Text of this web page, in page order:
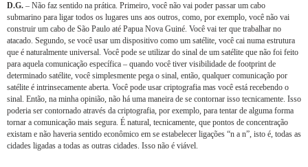
D.G. – Não faz sentido na prática. Primeiro, você não vai poder passar um cabo
submarino para ligar todos os lugares uns aos outros, como, por exemplo, você não vai
construir um cabo de São Paulo até Papua Nova Guiné. Você vai ter que trabalhar no
atacado. Segundo, se você usar um dispositivo como um satélite, você cai numa estrutura
que é naturalmente universal. Você pode se utilizar do sinal de um satélite que não foi feito
para aquela comunicação específica – quando você tiver visibilidade de footprint de
determinado satélite, você simplesmente pega o sinal, então, qualquer comunicação por
satélite é intrinsecamente aberta. Você pode usar criptografia mas você está recebendo o
sinal. Então, na minha opinião, não há uma maneira de se contornar isso tecnicamente. Isso
poderia ser contornado através da criptografia, por exemplo, para tentar de alguma forma
tornar a comunicação mais segura. É natural, tecnicamente, que pontos de concentração
existam e não haveria sentido econômico em se estabelecer ligações “n a n”, isto é, todas as
cidades ligadas a todas as outras cidades. Isso não é viável.